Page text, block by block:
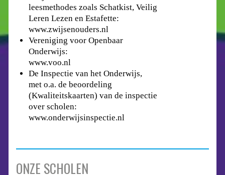
leesmethodes zoals Schatkist, Veilig
Leren Lezen en Estafette:
www.zwijsenouders.nl
Vereniging voor Openbaar
Onderwijs:
www.voo.nl
De Inspectie van het Onderwijs,
met o.a. de beoordeling
(Kwaliteitskaarten) van de inspectie
over scholen:
www.onderwijsinspectie.nl
ONZE SCHOLEN